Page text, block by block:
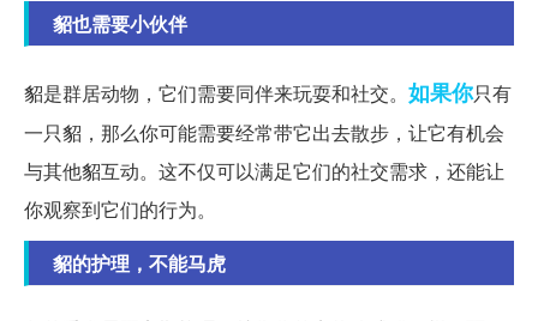
貂也需要小伙伴
貂是群居动物，它们需要同伴来玩耍和社交。 如果你只有
一只貂，那么你可能需要经常带它出去散步，让它有机会
与其他貂互动。这不仅可以满足它们的社交需求，还能让
你观察到它们的行为。
貂的护理，不能马虎